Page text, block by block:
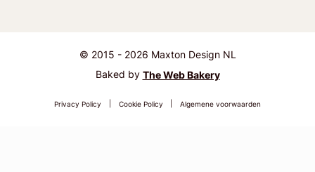
© 2015 - 2026 Maxton Design NL
Baked by The Web Bakery
Privacy Policy Cookie Policy Algemene voorwaarden